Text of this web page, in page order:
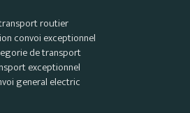
routier
convoi exceptionnel
de transport
exceptionnel
general electric